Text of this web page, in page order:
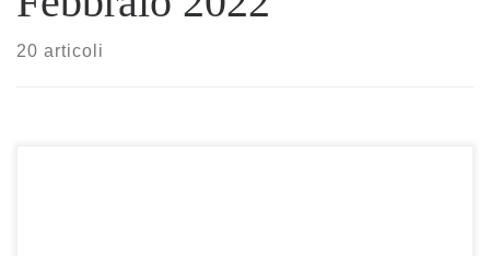
20 articoli